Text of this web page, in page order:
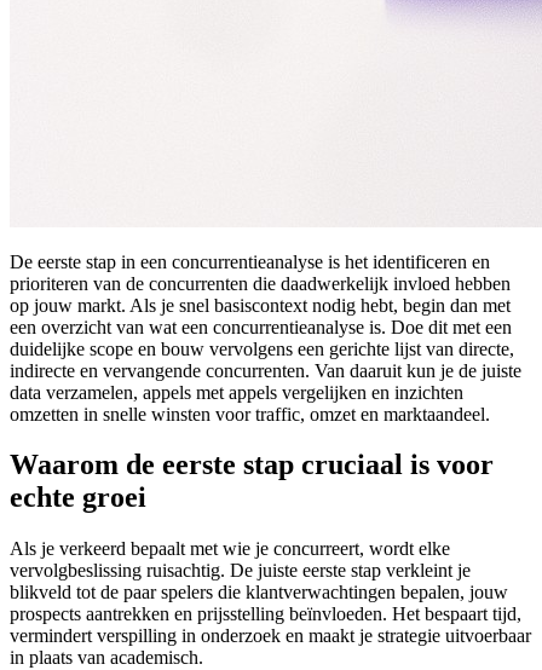
De eerste stap in een concurrentieanalyse is het identificeren en
prioriteren van de concurrenten die daadwerkelijk invloed hebben
op jouw markt. Als je snel basiscontext nodig hebt, begin dan met
een overzicht van wat een concurrentieanalyse is. Doe dit met een
duidelijke scope en bouw vervolgens een gerichte lijst van directe,
indirecte en vervangende concurrenten. Van daaruit kun je de juiste
data verzamelen, appels met appels vergelijken en inzichten
omzetten in snelle winsten voor traffic, omzet en marktaandeel.
Waarom de eerste stap cruciaal is voor
echte groei
Als je verkeerd bepaalt met wie je concurreert, wordt elke
vervolgbeslissing ruisachtig. De juiste eerste stap verkleint je
blikveld tot de paar spelers die klantverwachtingen bepalen, jouw
prospects aantrekken en prijsstelling beïnvloeden. Het bespaart tijd,
vermindert verspilling in onderzoek en maakt je strategie uitvoerbaar
in plaats van academisch.